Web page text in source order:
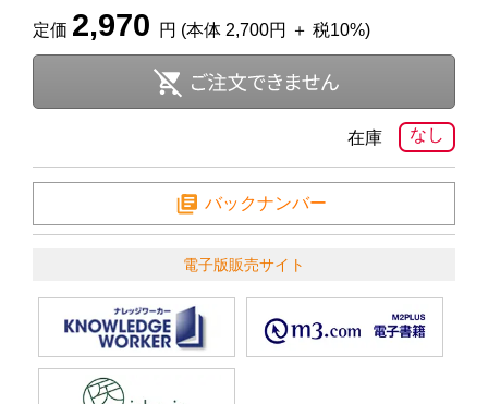
定価 2,970 円 (本体 2,700円 ＋ 税10%)
なし
在庫
バックナンバー
電子版販売サイト